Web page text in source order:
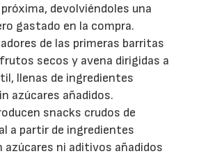
devolviéndoles una
gastado en la compra.
de las primeras barritas
secos y avena dirigidas a
llenas de ingredientes
azúcares añadidos.
snacks crudos de
a partir de ingredientes
azúcares ni aditivos añadidos